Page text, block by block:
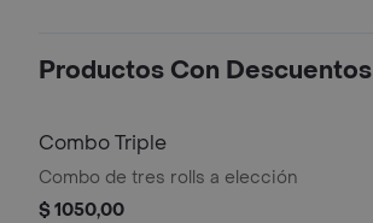
Productos Con Descuentos
Combo Triple
Combo de tres rolls a elección
$ 1050,00